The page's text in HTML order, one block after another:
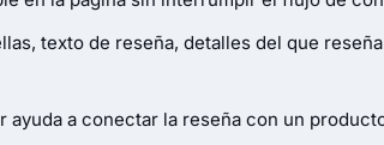
texto de reseña, detalles del que
ayuda a conectar la reseña con un